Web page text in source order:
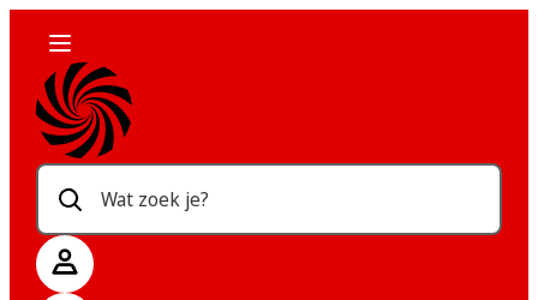
Wat zoek je?